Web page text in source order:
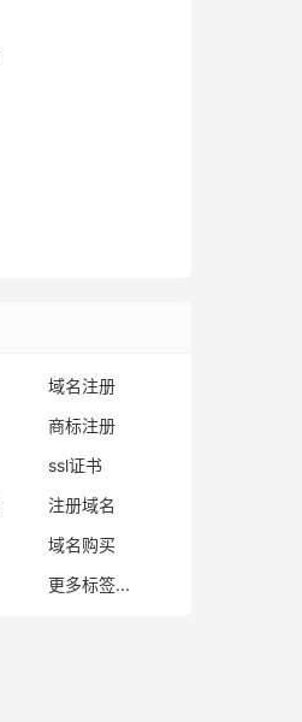
域名注册
商标注册
ssl证书
注册域名
域名购买
更多标签...